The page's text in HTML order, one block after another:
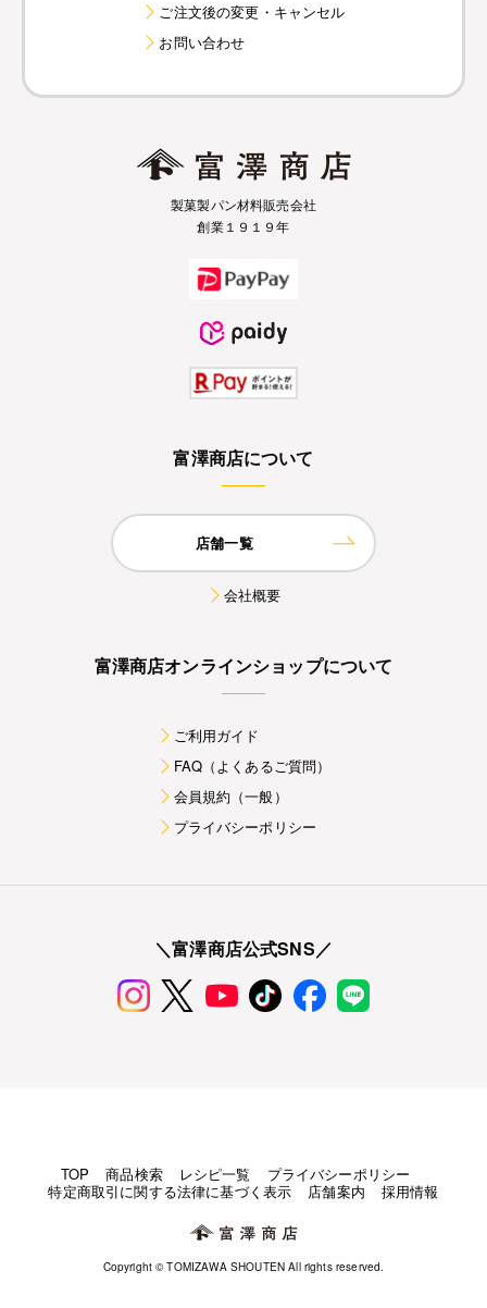
ご注文後の変更・キャンセル
お問い合わせ
製菓製パン材料販売会社
創業１９１９年
富澤商店について
店舗一覧
会社概要
富澤商店オンラインショップについて
ご利用ガイド
FAQ（よくあるご質問）
会員規約（一般）
プライバシーポリシー
＼富澤商店公式SNS／
TOP 商品検索 レシピ一覧
プライバシーポリシー
特定商取引に関する法律に基づく表示
店舗案内 採用情報
Copyright © TOMIZAWA SHOUTEN All rights reserved.